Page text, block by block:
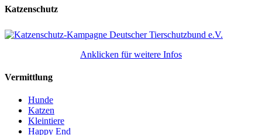
Katzenschutz
Anklicken für weitere Infos
Vermittlung
Hunde
Katzen
Kleintiere
Happy End